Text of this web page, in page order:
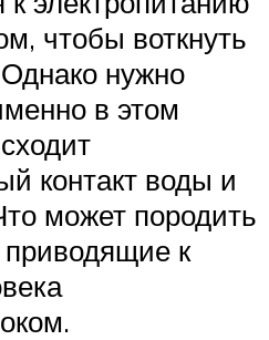
чтобы воткнуть
Однако нужно
в этом
контакт воды и
может породить
приводящие к